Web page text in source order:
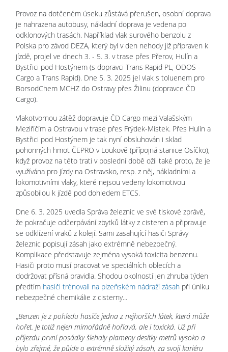
Provoz na dotčeném úseku zůstává přerušen, osobní doprava
je nahrazena autobusy, nákladní doprava je vedena po
odklonových trasách. Například vlak surového benzolu z
Polska pro závod DEZA, který byl v den nehody již připraven k
jízdě, projel ve dnech 3. - 5. 3. v trase přes Přerov, Hulín a
Bystřici pod Hostýnem (s dopravci Trans Rapid PL, ODOS -
Cargo a Trans Rapid). Dne 5. 3. 2025 jel vlak s toluenem pro
BorsodChem MCHZ do Ostravy přes Žilinu (dopravce ČD
Cargo).
Vlakotvornou zátěž dopravuje ČD Cargo mezi Valašským
Meziříčím a Ostravou v trase přes Frýdek-Místek. Přes Hulín a
Bystřici pod Hostýnem je tak nyní obsluhován i sklad
pohonných hmot ČEPRO v Loukově (přípojná stanice Osíčko),
když provoz na této trati v poslední době ožil také proto, že je
využívána pro jízdy na Ostravsko, resp. z něj, nákladními a
lokomotivními vlaky, které nejsou vedeny lokomotivou
způsobilou k jízdě pod dohledem ETCS.
Dne 6. 3. 2025 uvedla Správa železnic ve své tiskové zprávě,
že pokračuje odčerpávání zbytků látky z cisteren a připravuje
se odklízení vraků z kolejí. Sami zasahující hasiči Správy
železnic popisují zásah jako extrémně nebezpečný.
Komplikace představuje zejména vysoká toxicita benzenu.
Hasiči proto musí pracovat ve speciálních oblecích a
dodržovat přísná pravidla. Shodou okolností jen zhruba týden
předtím hasiči trénovali na plzeňském nádraží zásah při úniku
nebezpečné chemikálie z cisterny...
„Benzen je z pohledu hasiče jedna z nejhorších látek, která může
hořet. Je totiž nejen mimořádně hořlavá, ale i toxická. Už při
příjezdu první posádky šlehaly plameny desítky metrů vysoko a
bylo zřejmé, že půjde o extrémně složitý zásah, za svoji kariéru